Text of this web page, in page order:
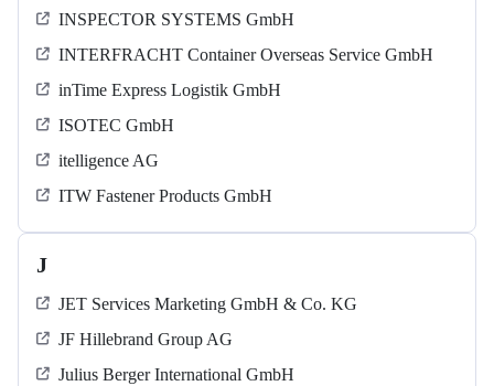
INSPECTOR SYSTEMS GmbH
INTERFRACHT Container Overseas Service GmbH
inTime Express Logistik GmbH
ISOTEC GmbH
itelligence AG
ITW Fastener Products GmbH
J
JET Services Marketing GmbH & Co. KG
JF Hillebrand Group AG
Julius Berger International GmbH